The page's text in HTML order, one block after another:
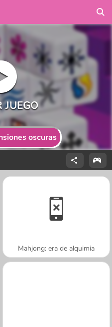
oscuras
Mahjong: era de alquimia